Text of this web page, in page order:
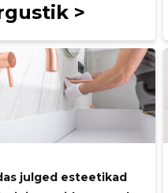
>
julged esteetikad